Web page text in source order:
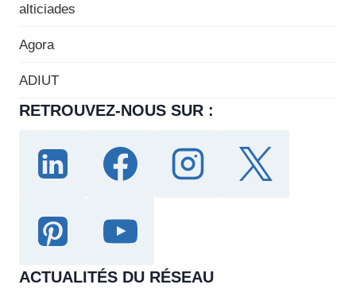
alticiades
Agora
ADIUT
RETROUVEZ-NOUS SUR :
ACTUALITÉS DU RÉSEAU